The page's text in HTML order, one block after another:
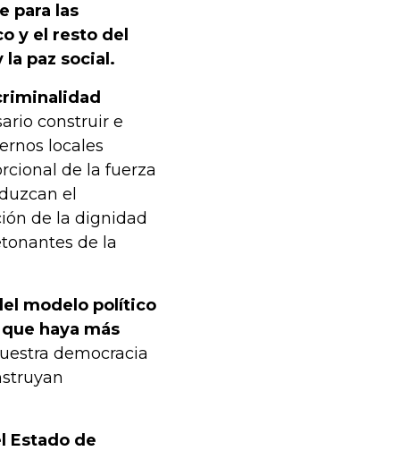
para las
y el resto del
paz social.
construir e
locales
de la fuerza
el
de la dignidad
de la
modelo político
haya más
democracia
Estado de